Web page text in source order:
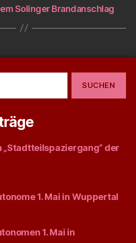
Solinger Brandanschlag
„Stadtteilspaziergang“ der
1. Mai in Wuppertal
1. Mai in